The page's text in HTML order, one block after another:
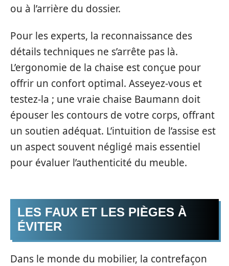
ou à l’arrière du dossier.
Pour les experts, la reconnaissance des
détails techniques ne s’arrête pas là.
L’ergonomie de la chaise est conçue pour
offrir un confort optimal. Asseyez-vous et
testez-la ; une vraie chaise Baumann doit
épouser les contours de votre corps, offrant
un soutien adéquat. L’intuition de l’assise est
un aspect souvent négligé mais essentiel
pour évaluer l’authenticité du meuble.
LES FAUX ET LES PIÈGES À
ÉVITER
Dans le monde du mobilier, la contrefaçon